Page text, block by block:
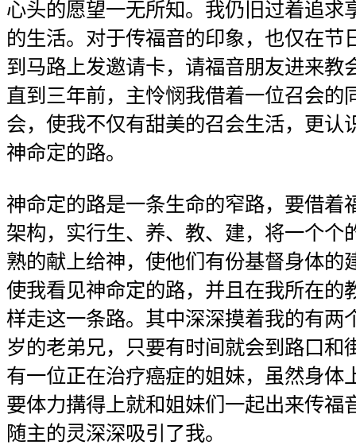
心头的愿望一无所知。我仍旧过着追求
的生活。对于传福音的印象，也仅在节
到马路上发邀请卡，请福音朋友进来教
直到三年前，主怜悯我借着一位召会的
会，使我不仅有甜美的召会生活，更认
神命定的路。
神命定的路是一条生命的窄路，要借着
架构，实行生、养、教、建，将一个个
熟的献上给神，使他们有份基督身体的
使我看见神命定的路，并且在我所在的
样走这一条路。其中深深摸着我的有两
岁的老弟兄，只要有时间就会到路口和
有一位正在治疗癌症的姐妹，虽然身体
要体力搆得上就和姐妹们一起出来传福
随主的灵深深吸引了我。